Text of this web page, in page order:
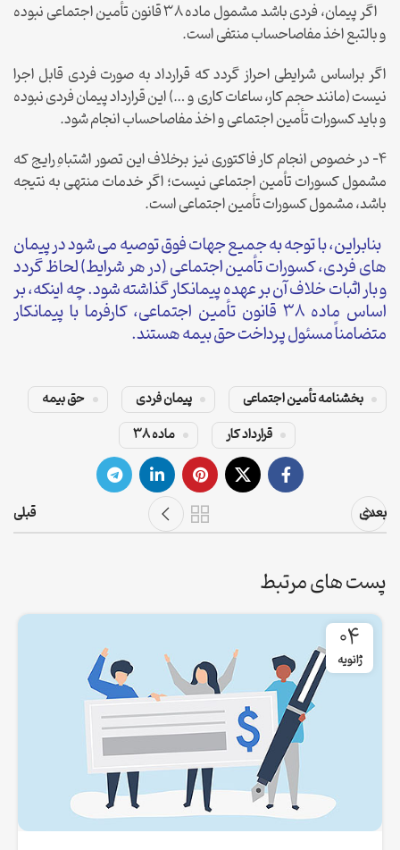
اگر پیمان، فردی باشد مشمول ماده ۳۸ قانون تأمین اجتماعی نبوده
و بالتبع اخذ مفاصاحساب منتفی است.
اگر براساس شرایطی احراز گردد که قرارداد به صورت فردی قابل اجرا
نیست (مانند حجم کار، ساعات کاری و …) این قرارداد پیمان فردی نبوده
و باید کسورات تأمین اجتماعی و اخذ مفاصاحساب انجام شود.
۴- در خصوص انجام کار فاکتوری نیز برخلاف این تصور اشتباهِ رایج که
مشمول کسورات تأمین اجتماعی نیست؛ اگر خدمات منتهی به نتیجه
باشد، مشمول کسورات تأمین اجتماعی است.
بنابراین، با توجه به جمیع جهات فوق توصیه می شود در پیمان
های فردی، کسورات تأمین اجتماعی (در هر شرایط) لحاظ گردد
و بار اثبات خلاف آن بر عهده پیمانکار گذاشته شود. چه اینکه، بر
اساس ماده ۳۸ قانون تأمین اجتماعی، کارفرما با پیمانکار
متضامناً مسئول پرداخت حق بیمه هستند.
بخشنامه تأمین اجتماعی پیمان فردی
حق بیمه
قرارداد کار
ماده 38
بعدی قبلی
پست های مرتبط
04
ژانویه